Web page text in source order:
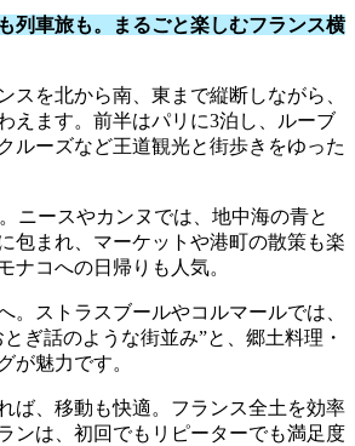
列車旅も。まるごと楽しむフランス横
スを北から南、東まで縦断しながら、
えます。前半はパリに3泊し、ルーブ
ルーズなど王道観光と街歩きをゆった
ニースやカンヌでは、地中海の青と
包まれ、マーケットや港町の散策も楽
ナコへの日帰りも人気。
。ストラスブールやコルマールでは、
ぎ話のような街並み”と、郷土料理・
が魅力です。
ば、移動も快適。フランス全土を効率
ンは、初回でもリピーターでも満足度